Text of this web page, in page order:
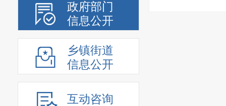
政府部门
信息公开
乡镇街道
信息公开
互动咨询